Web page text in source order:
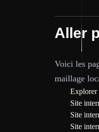
Aller
Voici les
maillage
Explorer
Site
Site
Site